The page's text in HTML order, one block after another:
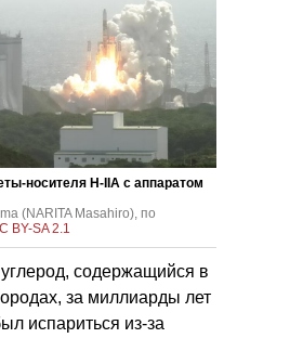
носителя H-IIA с аппаратом
(NARITA Masahiro), по
BY-SA 2.1
содержащийся в
за миллиарды лет
испариться из-за